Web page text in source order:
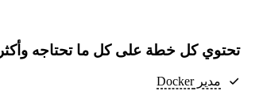
تحتوي كل خطة على كل ما تحتاجه وأكثر
مدير Docker